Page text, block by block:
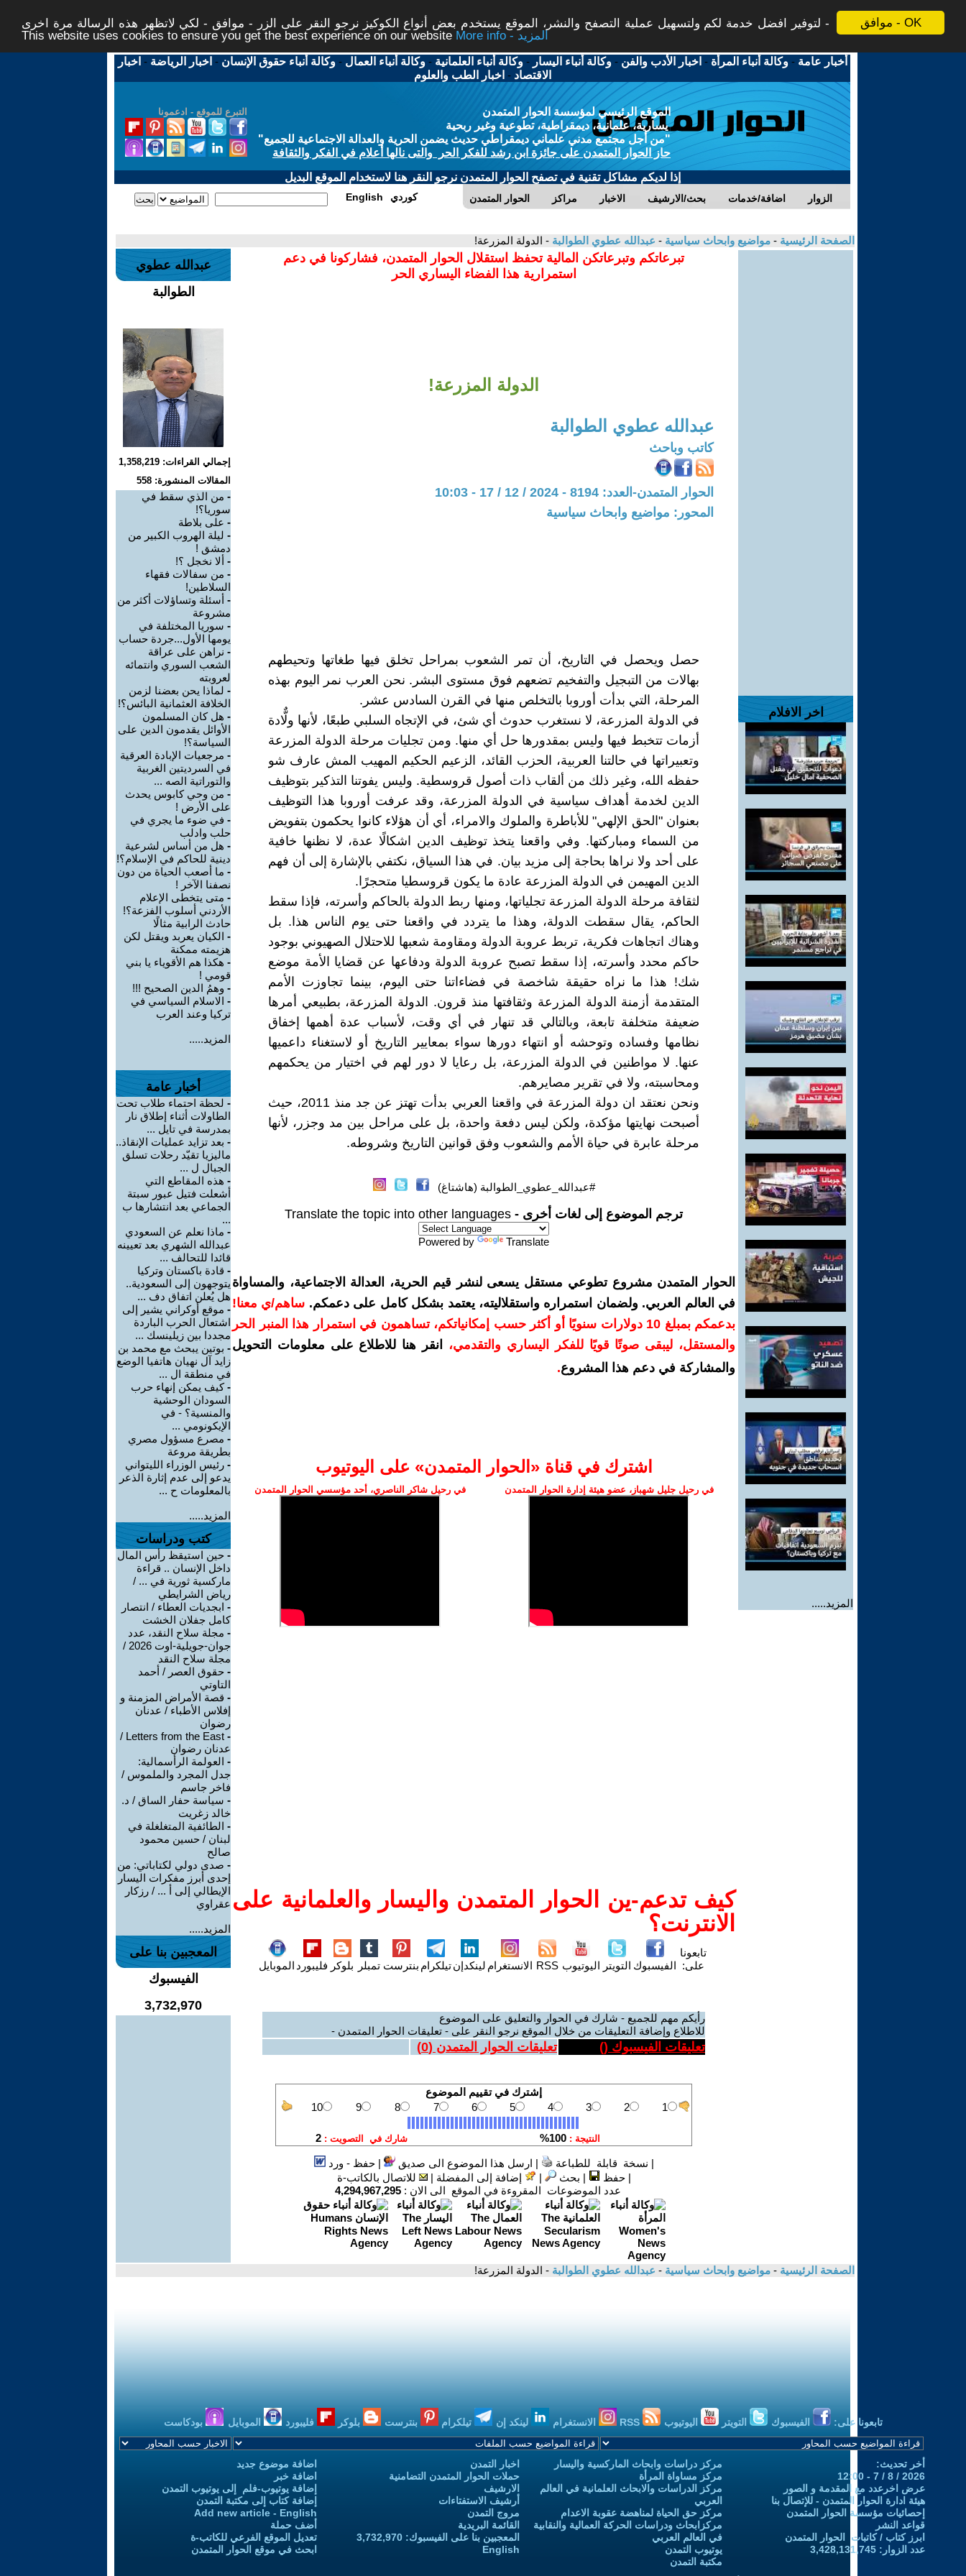
موافق - OK
لتوفير افضل خدمة لكم ولتسهيل عملية التصفح والنشر، الموقع يستخدم بعض أنواع الكوكيز نرجو النقر على الزر - موافق - لكي لاتظهر هذه الرسالة مرة اخرى -
This website uses cookies to ensure you get the best experience on our website
More info - المزيد
أخبار عامة -وكالة أنباء المرأة - اخبار الأدب والفن -وكالة أنباء اليسار -وكالة أنباء العلمانية -وكالة أنباء العمال -وكالة أنباء حقوق الإنسان - اخبار الرياضة - اخبار
الاقتصاد - اخبار الطب والعلوم
التبرع للموقع - ادعمونا
الموقع الرئيسي لمؤسسة الحوار المتمدن
يسارية، علمانية، ديمقراطية، تطوعية وغير ربحية
"من أجل مجتمع مدني علماني ديمقراطي حديث يضمن الحرية والعدالة الاجتماعية للجميع"
حاز الحوار المتمدن على جائزة ابن رشد للفكر الحر والتى نالها أعلام في الفكر والثقافة
إذا لديكم مشاكل تقنية في تصفح الحوار المتمدن نرجو النقر هنا لاستخدام الموقع البديل
الحوار المتمدن مراكز الاخبار بحث/الارشيف اضافة/خدمات الزوار English كوردي
الصفحة الرئيسية - مواضيع وابحاث سياسية - عبدالله عطوي الطوالبة - الدولة المزرعة!
اخر الافلام
المزيد.....
تبرعاتكم وتبرعاتكن المالية تحفظ استقلال الحوار المتمدن، فشاركونا في دعم
استمرارية هذا الفضاء اليساري الحر
الدولة المزرعة!
عبدالله عطوي الطوالبة
كاتب وباحث
الحوار المتمدن-العدد: 8194 - 2024 / 12 / 17 - 10:03
المحور: مواضيع وابحاث سياسية
حصل ويحصل في التاريخ، أن تمر الشعوب بمراحل تخلق فيها طغاتها وتحيطهم
بهالات من التبجيل والتفخيم تضعهم فوق مستوى البشر. نحن العرب نمر اليوم بهذه
المرحلة، التي بدأت أوروبا بالتخلص منها في القرن السادس عشر.
في الدولة المزرعة، لا نستغرب حدوث أي شئ، في الإتجاه السلبي طبعًا، لأنها ولٌّادة
أزمات تتخبط فيها وليس بمقدورها حل أي منها. ومن تجليات مرحلة الدولة المزرعة
وتعبيراتها في حالتنا العربية، الحزب القائد، الزعيم الحكيم المهيب المش عارف شو
حفظه الله، وغير ذلك من ألقاب ذات أصول قروسطية. وليس يفوتنا التذكير بتوظيف
الدين لخدمة أهداف سياسية في الدولة المزرعة، وقد عرفت أوروبا هذا التوظيف
بعنوان "الحق الإلهي" للأباطرة والملوك والامراء، أي أن هؤلاء كانوا يحكمون بتفويض
من السماء ومباركتها. وفي واقعنا يتخذ توظيف الدين اشكالًا عدة، لا نظنها خافية
على أحد ولا نراها بحاجة إلى مزيد بيان. في هذا السياق، نكتفي بالإشارة إلى أن فهم
الدين المهيمن في الدولة المزرعة عادة ما يكون قروسطيا متحجرًا.
لثقافة مرحلة الدولة المزرعة تجلياتها، ومنها ربط الدولة بالحاكم وأسرته، فإذا سقط
الحاكم، يقال سقطت الدولة، وهذا ما يتردد في واقعنا حتى يوم الناس هذا. بل
وهناك اتجاهات فكرية، تربط عروبة الدولة ومقاومة شعبها للاحتلال الصهيوني بوجود
حاكم محدد وأسرته، إذا سقط تصبح عروبة الدولة ودفاعها عن قضايا الأمة موضع
شك! هذا ما نراه حقيقة شاخصة في فضاءاتنا حتى اليوم، بينما تجاوزت الأمم
المتقدمة أزمنة الدولة المزرعة وثقافتها منذ قرون. الدولة المزرعة، بطبيعي أمرها
ضعيفة متخلفة تابعة، وبالتالي قد تنهار في أي وقت، لأسباب عدة أهمها إخفاق
نظامها وفساده وتوحشه أو انتهاء دورها سواء بمعايير التاريخ أو لاستغناء داعميها
عنها. لا مواطنين في الدولة المزرعة، بل رعايا لا دور لهم في اختيار من يحكمهم
ومحاسبته، ولا في تقرير مصايرهم.
ونحن نعتقد ان دولة المزرعة في واقعنا العربي بدأت تهتز عن جد منذ 2011، حيث
أصبحت نهايتها مؤكدة، ولكن ليس دفعة واحدة، بل على مراحل بين مد وجزر، لأنها
مرحلة عابرة في حياة الأمم والشعوب وفق قوانين التاريخ وشروطه.
#عبدالله_عطوي_الطوالبة (هاشتاغ)
ترجم الموضوع إلى لغات أخرى - Translate the topic into other languages
Powered by Translate
الحوار المتمدن مشروع تطوعي مستقل يسعى لنشر قيم الحرية، العدالة الاجتماعية، والمساواة
في العالم العربي. ولضمان استمراره واستقلاليته، يعتمد بشكل كامل على دعمكم. ساهم/ي معنا!
بدعمكم بمبلغ 10 دولارات سنويًا أو أكثر حسب إمكانياتكم، تساهمون في استمرار هذا المنبر الحر
والمستقل، ليبقى صوتًا قويًا للفكر اليساري والتقدمي،
انقر هنا للاطلاع على معلومات التحويل
والمشاركة في دعم هذا المشروع.
اشترك في قناة ‫«الحوار المتمدن» على اليوتيوب
في رحيل جليل شهباز، عضو هيئة إدارة الحوار المتمدن في رحيل شاكر الناصري، أحد مؤسسي الحوار المتمدن
كيف تدعم-ين الحوار المتمدن واليسار والعلمانية على
الانترنت؟
تابعونا
على: الفيسبوك التويتر اليوتيوب RSS الانستغرام لينكدإنتيلكرام بنترست تمبلر بلوكر فليبورد الموبايل
رأيكم مهم للجميع - شارك في الحوار والتعليق على الموضوع
للاطلاع وإضافة التعليقات من خلال الموقع نرجو النقر على - تعليقات الحوار المتمدن -
تعليقات الفيسبوك () تعليقات الحوار المتمدن (0
)
| نسخة قابلة للطباعة | ارسل هذا الموضوع الى صديق |حفظ - ورد
|حفظ | بحث | إضافة إلى المفضلة |
للاتصال بالكاتب-ة
عدد الموضوعات المقروءة في الموقع الى الان : 4,294,967,295
عبدالله عطوي
الطوالبة
إجمالي القراءات: 1,358,219
المقالات المنشورة: 558
- من الذي سقط في
سوريا؟!
- على بلاطة
- ليلة الهروب الكبير من
دمشق !
- ألا نخجل ؟!
- من سفالات فقهاء
السلاطين!
- أسئلة وتساؤلات أكثر من
مشروعة
- سوريا المختلفة في
يومها الأول...جردة حساب
- نراهن على عراقة
الشعب السوري وانتمائه
لعروبته
- لماذا يحن بعضنا لزمن
الخلافة العثمانية البائس؟!
- هل كان المسلمون
الأوائل يقدمون الدين على
السياسة؟!
- مرجعيات الإبادة العرقية
في السرديتين الغربية
والتوراتية الصه ...
- من وحي كابوس يحدث
على الأرض !
- في ضوء ما يجري في
حلب وادلب
- هل من أساس لشرعية
دينية للحاكم في الإسلام؟!
- ما أصعب الحياة من دون
نصفنا الآخر !
- متى يتخطى الإعلام
الأردني أسلوب الفزعة؟!
حادث الرابية مثالًا
- الكيان يعربد ويقتل لكن
هزيمته ممكنة
- هكذا هم الأقوياء يا بني
قومي !
- وهمُ الدين الصحيح !!!
- الاسلام السياسي في
تركيا وعند العرب
المزيد.....
أخبار عامة
- لحظة احتماء طلاب تحت
الطاولات أثناء إطلاق نار
بمدرسة في تايل ...
- بعد تزايد عمليات الإنقاذ..
ماليزيا تقيّد رحلات تسلق
الجبال ل ...
- هذه المقاطع التي
أشعلت فتيل عبور سبتة
الجماعي بعد انتشارها ب
...
- ماذا نعلم عن السعودي
عبدالله الشهري بعد تعيينه
قائدا للتحالف ...
- قادة باكستان وتركيا
يتوجهون إلى السعودية..
هل يُعلن اتفاق دف ...
- موقع أوكراني يشير إلى
اشتعال الحرب الباردة
مجددا بين زيلينسك ...
- بوتين يبحث مع محمد بن
زايد آل نهيان هاتفيا الوضع
في منطقة ال ...
-كيف يمكن إنهاء حرب
السودان الوحشية
والمنسية؟ - في
الإيكونومي ...
- مصرع مسؤول مصري
بطريقة مروعة
- رئيس الوزراء الليتواني
يدعو إلى عدم إثارة الذعر
بالمعلومات ح ...
المزيد.....
كتب ودراسات
- حين استيقظ رأس المال
داخل الإنسان .. قراءة
ماركسية ثورية في ... /
رياض الشرايطي
- ابجديات العطاء / انتصار
كامل جفلان الخشت
- مجلة سلاح النقد، عدد
جوان-جويلية-اوت 2026 /
مجلة سلاح النقد
- حقوق العصر / أحمد
التاوتي
- قصة الأمراض المزمنة و
إفلاس الأطباء / عدنان
رضوان
-
Letters from the East /
عدنان رضوان
- العولمة الرأسمالية:
جدل المجرد والملموس /
فاخر جاسم
- سياسة حفار الساق / د.
خالد زغريت
- الطائفية المتغلغلة في
لبنان / حسين محمود
صالح
- صدى دولي لكتاباتي: من
إحدى أبرز مفكرات اليسار
الإيطالي إلى أ ... / رزكار
عقراوي
المزيد.....
المعجبين بنا على
الفيسبوك
3,732,970
الصفحة الرئيسية - مواضيع وابحاث سياسية - عبدالله عطوي الطوالبة - الدولة المزرعة!
تابعونا على: الفيسبوك التويتر اليوتيوب الانستغرام لينكد إن تيلكرام بنترست بلوكر فليبورد الموبايل بودكاست
أخر تحديث:
2026 / 8 / 7 - 12:00
عرض اخرعدد مع المقدمة و الصور
هيئة ادارة الحوار المتمدن - للإتصال بنا
إحصائيات مؤسسة الحوار المتمدن
قواعد النشر
ابرز كتاب / كاتبات الحوار المتمدن
عدد الزوار: 3,428,131,745
مركز دراسات وابحاث الماركسية واليسار
مركز مساواة المرأة
مركز الدراسات والابحاث العلمانية في العالم
العربي
مركز حق الحياة لمناهضة عقوبة الاعدام
مركزابحاث ودراسات الحركة العمالية والنقابية
في العالم العربي
يوتيوب التمدن
مكتبة التمدن
اخبار التمدن
حملات الحوار المتمدن التضامنية
الارشيف
أرشيف الاستفتاءات
مروج التمدن
القائمة البريدية
المعجبين بنا على الفيسبوك: 3,732,970
English
اضافة موضوع جديد
اضافة خبر
إضافة يوتيوب-فلم إلى يوتيوب التمدن
إضافة كتاب إلى مكتبة التمدن
Add new article - English
أضف حملة
تعديل الموقع الفرعي للكاتب-ة
ابحث في موقع الحوار المتمدن